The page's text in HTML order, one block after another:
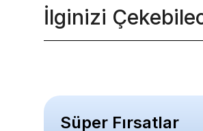
İlginizi
Süper Fırsatlar